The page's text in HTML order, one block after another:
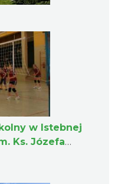
w Istebnej
Ks. Józefa